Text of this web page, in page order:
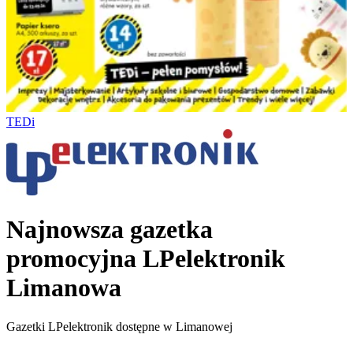
TEDi
Najnowsza gazetka
promocyjna LPelektronik
Limanowa
Gazetki LPelektronik dostępne w Limanowej